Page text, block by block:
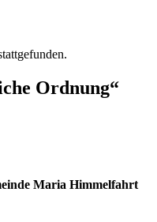
Ordnung“
Maria Himmelfahrt